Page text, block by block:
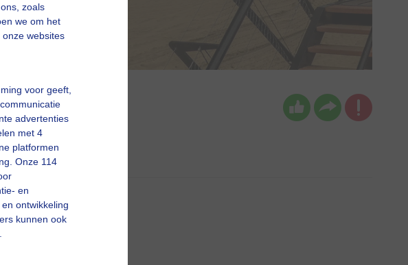
zoals
we om het
websites
voor geeft,
advertenties
met 4
platformen
Onze 114
en
ontwikkeling
kunnen ook